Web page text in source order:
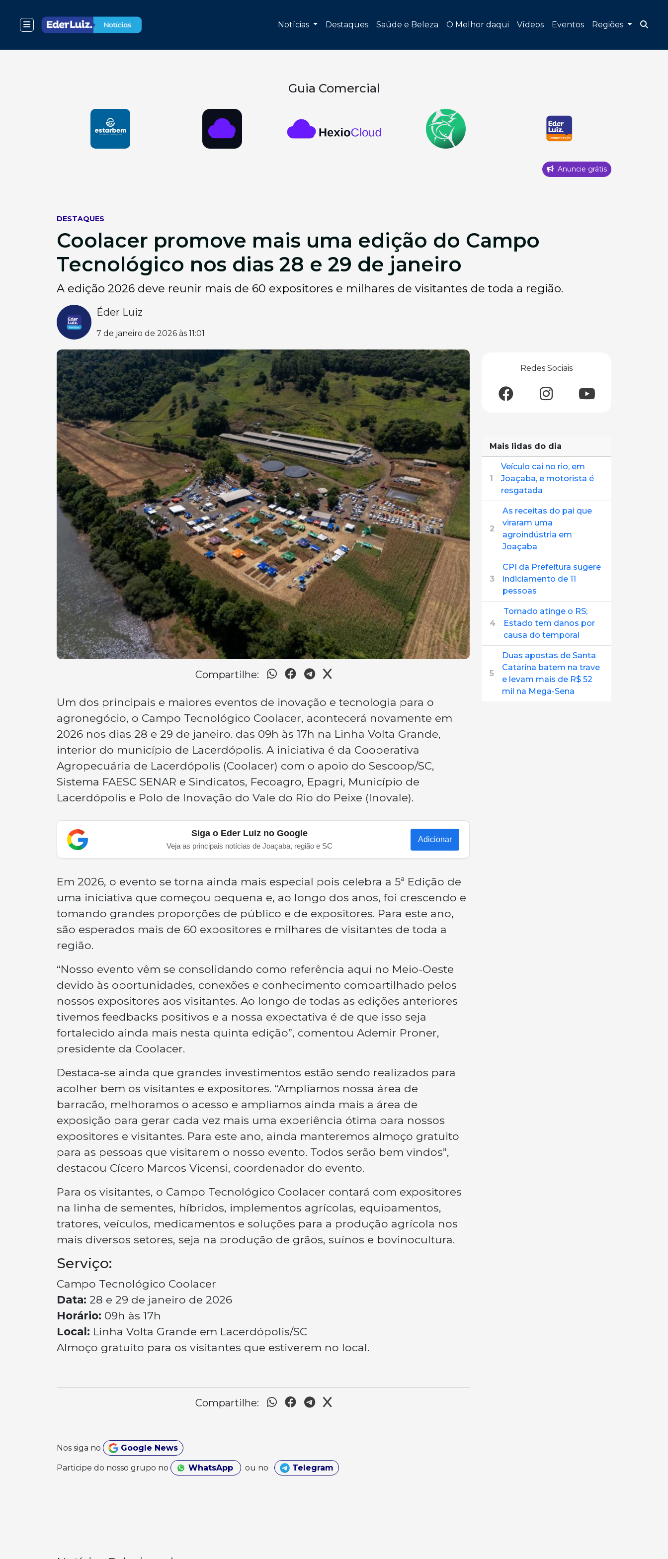
Notícias Destaques Saúde e Beleza O Melhor daqui Vídeos Eventos Regiões
Guia Comercial
Anuncie grátis
DESTAQUES
Coolacer promove mais uma edição do Campo
Tecnológico nos dias 28 e 29 de janeiro
A edição 2026 deve reunir mais de 60 expositores e milhares de visitantes de toda a região.
Éder Luiz
7 de janeiro de 2026 às 11:01
Compartilhe:
Um dos principais e maiores eventos de inovação e tecnologia para o
agronegócio, o Campo Tecnológico Coolacer, acontecerá novamente em
2026 nos dias 28 e 29 de janeiro. das 09h às 17h na Linha Volta Grande,
interior do município de Lacerdópolis. A iniciativa é da Cooperativa
Agropecuária de Lacerdópolis (Coolacer) com o apoio do Sescoop/SC,
Sistema FAESC SENAR e Sindicatos, Fecoagro, Epagri, Município de
Lacerdópolis e Polo de Inovação do Vale do Rio do Peixe (Inovale).
Siga o Eder Luiz no Google
Veja as principais notícias de Joaçaba, região e SC
Adicionar
Em 2026, o evento se torna ainda mais especial pois celebra a 5ª Edição de
uma iniciativa que começou pequena e, ao longo dos anos, foi crescendo e
tomando grandes proporções de público e de expositores. Para este ano,
são esperados mais de 60 expositores e milhares de visitantes de toda a
região.
“Nosso evento vêm se consolidando como referência aqui no Meio-Oeste
devido às oportunidades, conexões e conhecimento compartilhado pelos
nossos expositores aos visitantes. Ao longo de todas as edições anteriores
tivemos feedbacks positivos e a nossa expectativa é de que isso seja
fortalecido ainda mais nesta quinta edição”, comentou Ademir Proner,
presidente da Coolacer.
Destaca-se ainda que grandes investimentos estão sendo realizados para
acolher bem os visitantes e expositores. “Ampliamos nossa área de
barracão, melhoramos o acesso e ampliamos ainda mais a área de
exposição para gerar cada vez mais uma experiência ótima para nossos
expositores e visitantes. Para este ano, ainda manteremos almoço gratuito
para as pessoas que visitarem o nosso evento. Todos serão bem vindos”,
destacou Cícero Marcos Vicensi, coordenador do evento.
Para os visitantes, o Campo Tecnológico Coolacer contará com expositores
na linha de sementes, híbridos, implementos agrícolas, equipamentos,
tratores, veículos, medicamentos e soluções para a produção agrícola nos
mais diversos setores, seja na produção de grãos, suínos e bovinocultura.
Serviço:
Campo Tecnológico Coolacer
Data: 28 e 29 de janeiro de 2026
Horário: 09h às 17h
Local: Linha Volta Grande em Lacerdópolis/SC
Almoço gratuito para os visitantes que estiverem no local.
Compartilhe:
Nos siga no Google News
Participe do nosso grupo no WhatsApp ou no Telegram
Redes Sociais
Mais lidas do dia
1
Veículo cai no rio, em
Joaçaba, e motorista é
resgatada
2
As receitas do pai que
viraram uma
agroindústria em
Joaçaba
3
CPI da Prefeitura sugere
indiciamento de 11
pessoas
4
Tornado atinge o RS;
Estado tem danos por
causa do temporal
5
Duas apostas de Santa
Catarina batem na trave
e levam mais de R$ 52
mil na Mega-Sena